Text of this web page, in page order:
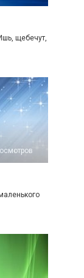
щебечут,